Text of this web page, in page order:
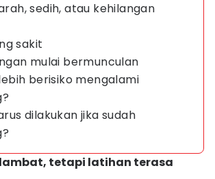
sedih, atau kehilangan
sakit
mulai bermunculan
berisiko mengalami
dilakukan jika sudah
lambat, tetapi latihan terasa